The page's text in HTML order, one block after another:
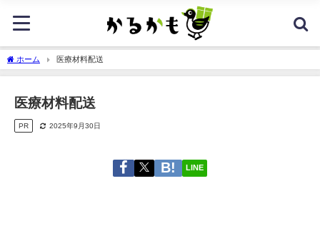
ホーム 医療材料配送
医療材料配送
PR 2025年9月30日
LINE